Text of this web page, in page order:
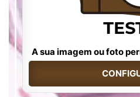
A sua imagem ou foto